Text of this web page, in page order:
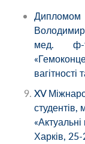
Дипломом
мед.
вагітності
XV
студентів,
Харків,